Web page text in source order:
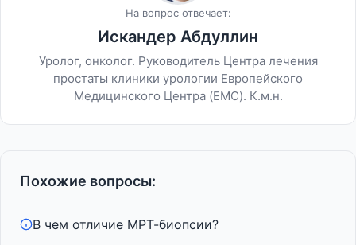
На вопрос отвечает:
Искандер Абдуллин
Уролог, онколог. Руководитель Центра лечения
простаты клиники урологии Европейского
Медицинского Центра (EMC). К.м.н.
Похожие вопросы:
В чем отличие МРТ-биопсии?